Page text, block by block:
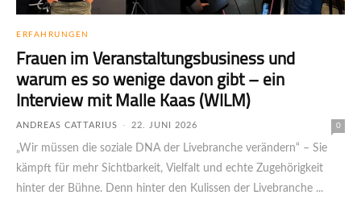
ERFAHRUNGEN
Frauen im Veranstaltungsbusiness und
warum es so wenige davon gibt – ein
Interview mit Malle Kaas (WILM)
ANDREAS CATTARIUS - 22. JUNI 2026 0
„Wir müssen die soziale DNA der Livebranche verändern“ – Sie
kämpft für mehr Sichtbarkeit, Vielfalt und echte Zugehörigkeit
hinter der Bühne. Denn hinter den Kulissen der Livebranche ...